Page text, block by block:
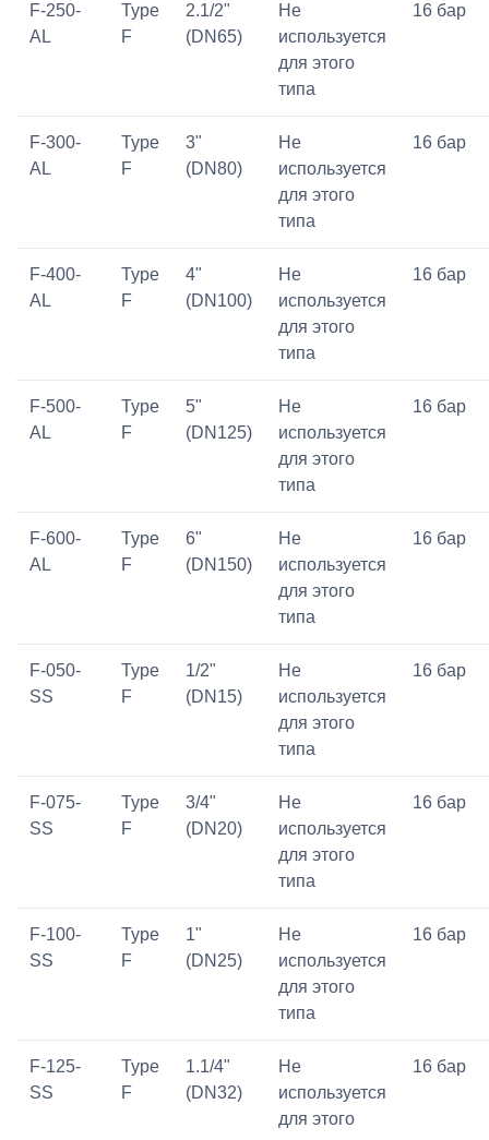
F-250-
AL
Type
F
2.1/2"
(DN65)
Не
используется
для этого
типа
16 бар
F-300-
AL
Type
F
3"
(DN80)
Не
используется
для этого
типа
16 бар
F-400-
AL
Type
F
4"
(DN100)
Не
используется
для этого
типа
16 бар
F-500-
AL
Type
F
5"
(DN125)
Не
используется
для этого
типа
16 бар
F-600-
AL
Type
F
6"
(DN150)
Не
используется
для этого
типа
16 бар
F-050-
SS
Type
F
1/2"
(DN15)
Не
используется
для этого
типа
16 бар
F-075-
SS
Type
F
3/4"
(DN20)
Не
используется
для этого
типа
16 бар
F-100-
SS
Type
F
1"
(DN25)
Не
используется
для этого
типа
16 бар
F-125-
SS
Type
F
1.1/4"
(DN32)
Не
используется
для этого
16 бар